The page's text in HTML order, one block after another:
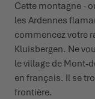
Cette montagne -
les Ardennes
commencez votre
Kluisbergen. Ne
le village de Mont-
en français. Il se
frontière.